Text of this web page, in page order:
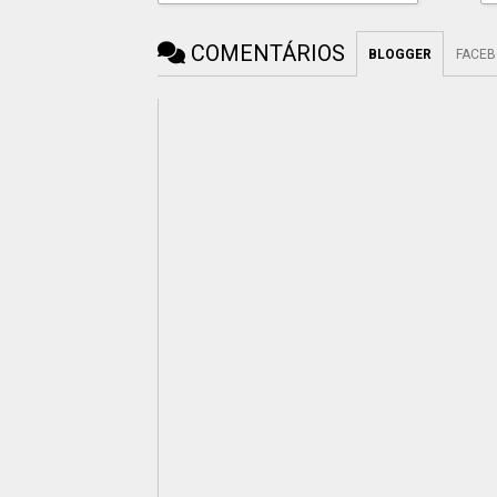
COMENTÁRIOS BLOGGER